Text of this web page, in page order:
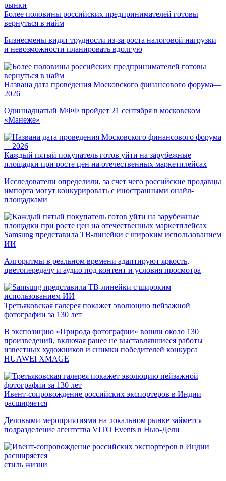
рынки
Более половины российских предпринимателей готовы
вернуться в найм
Бизнесмены видят трудности из-за роста налоговой нагрузки
и невозможности планировать вдолгую
Названа дата проведения Московского финансового форума—
2026
Одиннадцатый МФФ пройдет 21 сентября в московском
«Манеже»
Каждый пятый покупатель готов уйти на зарубежные
площадки при росте цен на отечественных маркетплейсах
Исследователи определили, за счет чего российские продавцы
импорта могут конкурировать с иностранными онайл-
площадками
Samsung представила ТВ-линейки с широким использованием
ИИ
Алгоритмы в реальном времени адаптируют яркость,
цветопередачу и аудио под контент и условия просмотра
Третьяковская галерея покажет эволюцию пейзажной
фотографии за 130 лет
В экспозицию «Природа фотографии» вошли около 130
произведений, включая ранее не выставлявшиеся работы
известных художников и снимки победителей конкурса
HUAWEI XMAGE
Ивент-сопровождение российских экспортеров в Индии
расширяется
Деловыми мероприятиями на локальном рынке займется
подразделение агентства VITO Events в Нью-Дели
стиль жизни